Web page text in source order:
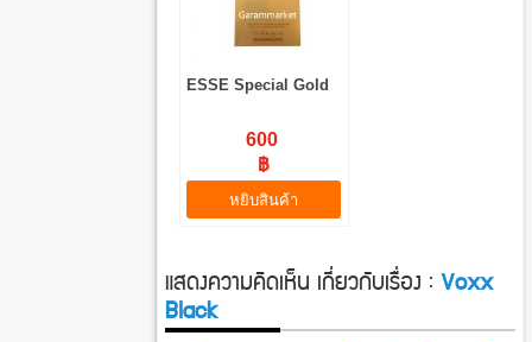
ESSE Special Gold
600
฿
หยิบสินค้า
แสดงความคิดเห็น เกี่ยวกับเรื่อง :Voxx
Black